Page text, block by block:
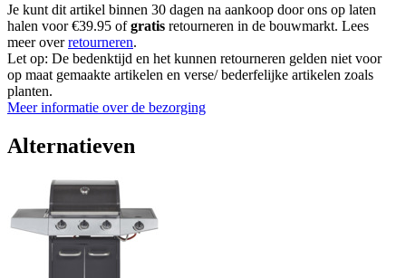
Je kunt dit artikel binnen 30 dagen na aankoop door ons op laten
halen voor €39.95 ofgratis retourneren in de bouwmarkt. Lees
meer overretourneren.
Let op: De bedenktijd en het kunnen retourneren gelden niet voor
op maat gemaakte artikelen en verse/ bederfelijke artikelen zoals
planten.
Meer informatie over de bezorging
Alternatieven